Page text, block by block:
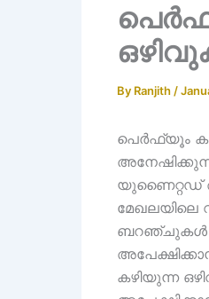
By Ranjith /
പെർഫ്യൂം
യുണൈറ്റഡ്
മേഖലയിലെ
ബറഞ്ചുകൾ
കഴിയുന്ന